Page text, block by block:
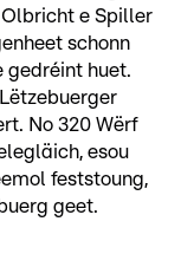
e Spiller
schonn
gedréint huet.
No 320 Wërf
esou
feststoung,
geet.